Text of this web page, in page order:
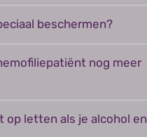
beschermen?
nog meer
op letten als je alcohol en